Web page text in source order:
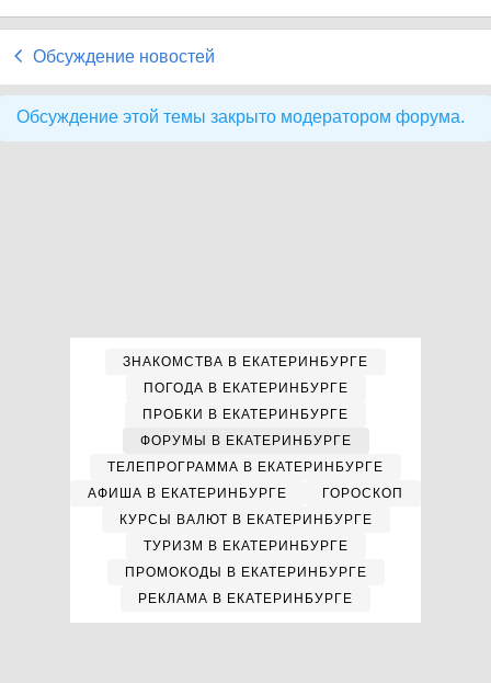
Обсуждение новостей
Обсуждение этой темы закрыто модератором форума.
ЗНАКОМСТВА В ЕКАТЕРИНБУРГЕ
ПОГОДА В ЕКАТЕРИНБУРГЕ
ПРОБКИ В ЕКАТЕРИНБУРГЕ
ФОРУМЫ В ЕКАТЕРИНБУРГЕ
ТЕЛЕПРОГРАММА В ЕКАТЕРИНБУРГЕ
АФИША В ЕКАТЕРИНБУРГЕ
ГОРОСКОП
КУРСЫ ВАЛЮТ В ЕКАТЕРИНБУРГЕ
ТУРИЗМ В ЕКАТЕРИНБУРГЕ
ПРОМОКОДЫ В ЕКАТЕРИНБУРГЕ
РЕКЛАМА В ЕКАТЕРИНБУРГЕ